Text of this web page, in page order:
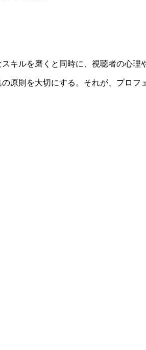
キルを磨くと同時に、視聴者の心
原則を大切にする。それが、プロフ